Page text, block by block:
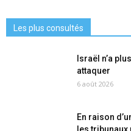
Les plus consultés
Israël n’a
attaquer
6 août 2026
En raison